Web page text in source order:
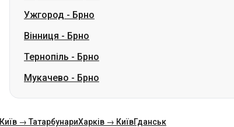
Ужгород - Брно
Вінниця - Брно
Тернопіль - Брно
Мукачево - Брно
Київ → ТатарбунариХарків → КиївГданськ